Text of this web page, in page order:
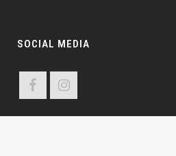
SOCIAL MEDIA